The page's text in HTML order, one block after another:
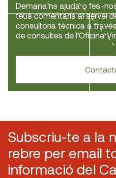
Demana’ns ajuda o fes-
teus comentaris al servei
consultoria tècnica a
de consultes de l’Oficina
Subscriu-te a la
rebre per email
informació del